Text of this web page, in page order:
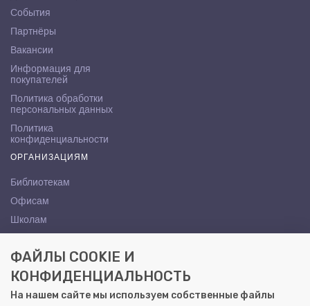
События
Партнёры
Вакансии
Информация для
покупателей
Политика обработки
персональных данных
Политика
конфиденциальности
ОРГАНИЗАЦИЯМ
Библиотекам
Офисам
Школам
КОНТАКТЫ
Саратов, ул. Осипова, 10А
+7 (8452) 72-65-65
ФАЙЛЫ COOKIE И
КОНФИДЕНЦИАЛЬНОСТЬ
На нашем сайте мы используем собственные файлы